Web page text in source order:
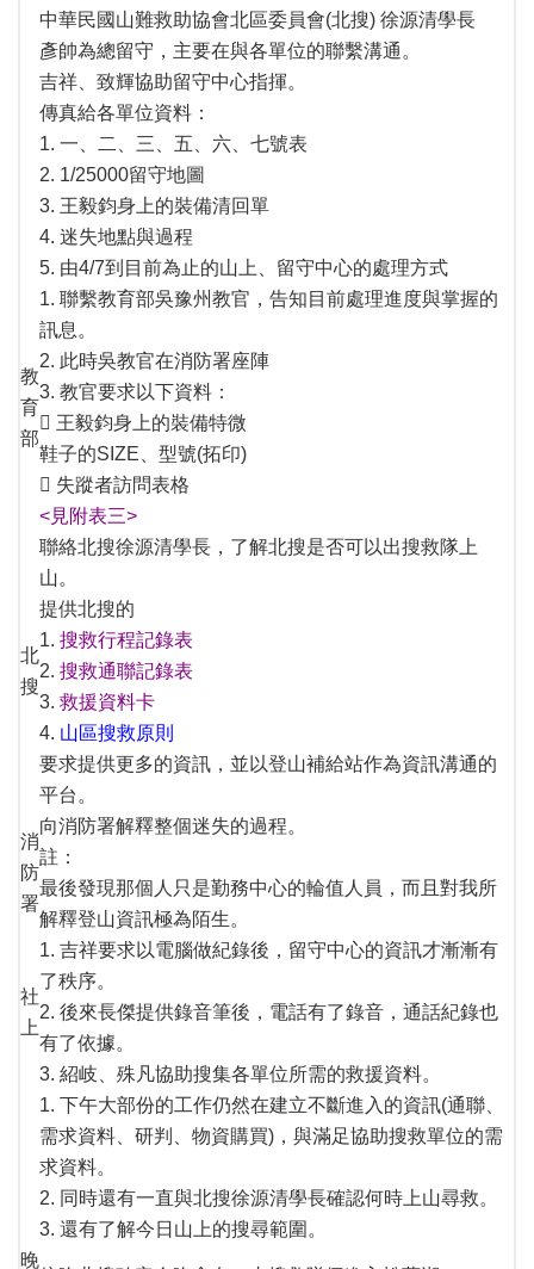
中華民國山難救助協會北區委員會(北搜) 徐源清學長
彥帥為總留守，主要在與各單位的聯繫溝通。
吉祥、致輝協助留守中心指揮。
傳真給各單位資料：
1. 一、二、三、五、六、七號表
2. 1/25000留守地圖
3. 王毅鈞身上的裝備清回單
4. 迷失地點與過程
5. 由4/7到目前為止的山上、留守中心的處理方式
教
育
部
1. 聯繫教育部吳豫州教官，告知目前處理進度與掌握的
訊息。
2. 此時吳教官在消防署座陣
3. 教官要求以下資料：
 王毅鈞身上的裝備特微
鞋子的SIZE、型號(拓印)
 失蹤者訪問表格
<見附表三>
北
搜
聯絡北搜徐源清學長，了解北搜是否可以出搜救隊上
山。
提供北搜的
1. 搜救行程記錄表
2. 搜救通聯記錄表
3. 救援資料卡
4. 山區搜救原則
要求提供更多的資訊，並以登山補給站作為資訊溝通的
平台。
消
防
署
向消防署解釋整個迷失的過程。
註：
最後發現那個人只是勤務中心的輪值人員，而且對我所
解釋登山資訊極為陌生。
社
上
1. 吉祥要求以電腦做紀錄後，留守中心的資訊才漸漸有
了秩序。
2. 後來長傑提供錄音筆後，電話有了錄音，通話紀錄也
有了依據。
3. 紹岐、殊凡協助搜集各單位所需的救援資料。
1. 下午大部份的工作仍然在建立不斷進入的資訊(通聯、
需求資料、研判、物資購買)，與滿足協助搜救單位的需
求資料。
2. 同時還有一直與北搜徐源清學長確認何時上山尋救。
3. 還有了解今日山上的搜尋範圍。
晚